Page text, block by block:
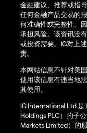
金融建议、推荐或指
任何金融产品交易的
何准确性或完整性。
承担风险。该资讯没
或投资需要。IG对上
责。
本网站信息不针对美
使用该信息有违当地
其使用。
IG International Ltd
Holdings PLC）的子
Markets Limited）的服